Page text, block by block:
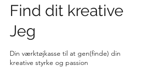
Find dit kreative
Jeg
Din værktøjkasse til at gen(finde) din
kreative styrke og passion